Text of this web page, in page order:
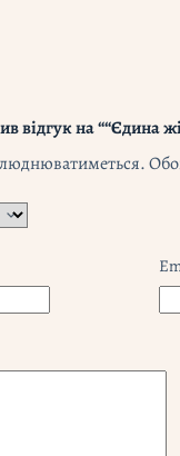
відгук на ““Єдина